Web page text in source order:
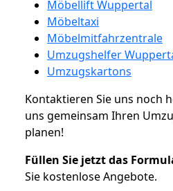
Möbellift Wuppertal
Möbeltaxi
Möbelmitfahrzentrale
Umzugshelfer
Umzugskartons
Kontaktieren Sie uns noch
uns gemeinsam Ihren
planen!
Füllen Sie jetzt das
Sie kostenlose Angebote.